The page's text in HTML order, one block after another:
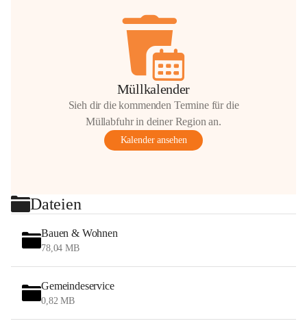
Müllkalender
Sieh dir die kommenden Termine für die
Müllabfuhr in deiner Region an.
Kalender ansehen
Dateien
Bauen & Wohnen
78,04 MB
Gemeindeservice
0,82 MB